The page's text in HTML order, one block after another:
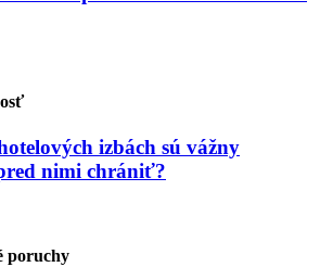
izbách sú vážny
nimi chrániť?
poruchy